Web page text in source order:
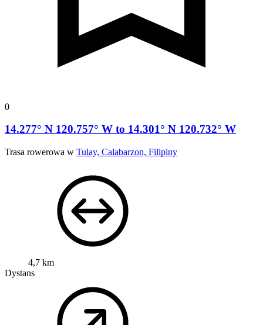
0
14.277° N 120.757° W to 14.301° N 120.732° W
Trasa rowerowa w Tulay, Calabarzon, Filipiny
4,7 km
Dystans